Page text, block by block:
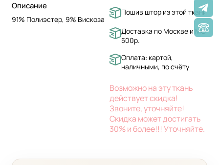
Описание
91% Полиэстер, 9% Вискоза
Пошив штор из этой ткани
Доставка по Москве и МО
500р.
Оплата: картой,
наличными, по счёту
Возможно на эту ткань
действует скидка!
Звоните, уточняйте!
Скидка может достигать
30% и более!!! Уточняйте.